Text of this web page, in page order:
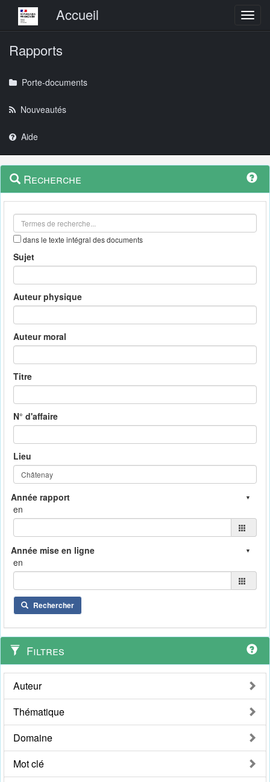
Menu principalAccueil
Rapports
Porte-documents
Nouveautés
Aide
Navigation
outils
Menu
contextuel
Recherche
dans le texte intégral des documents
Sujet
Auteur physique
Auteur moral
Titre
N° d'affaire
Lieu
en
en
Rechercher
Filtres
Auteur
Thématique
Domaine
Mot clé